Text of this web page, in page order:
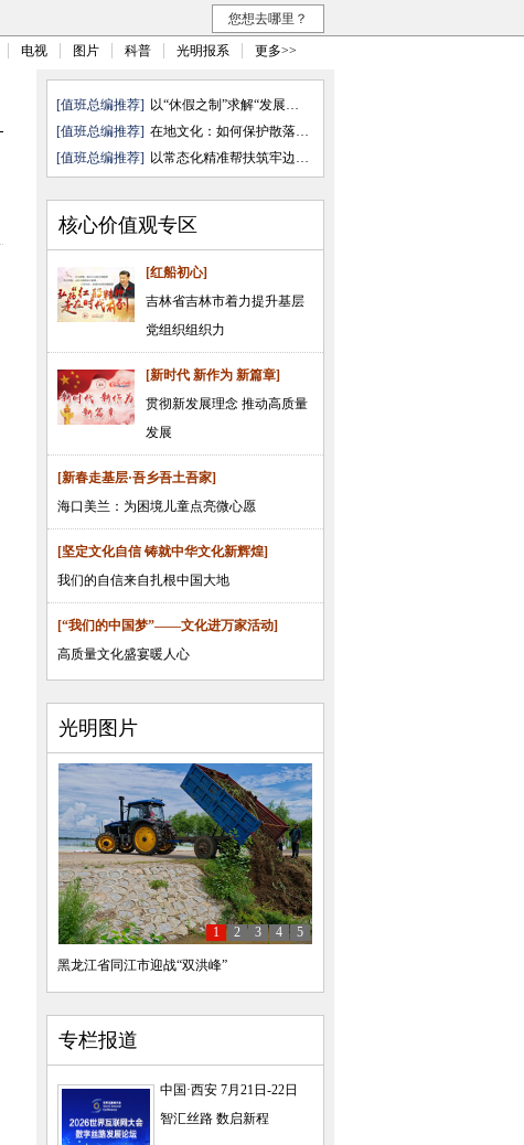
您想去哪里？
电视 图片 科普 光明报系 更多>>
[值班总编推荐]
以“休假之制”求解“发展之需”
[值班总编推荐]
在地文化：如何保护散落的文化“ ...
[值班总编推荐]
以常态化精准帮扶筑牢边疆民族地 ...
核心价值观专区
[红船初心]
吉林省吉林市着力提升基层
党组织组织力
[新时代 新作为 新篇章]
贯彻新发展理念 推动高质量
发展
[新春走基层·吾乡吾土吾家]
海口美兰：为困境儿童点亮微心愿
[坚定文化自信 铸就中华文化新辉煌]
我们的自信来自扎根中国大地
[“我们的中国梦”——文化进万家活动]
高质量文化盛宴暖人心
光明图片
黑龙江省同江市迎战“双洪峰”
1 2 3 4 5
专栏报道
中国·西安 7月21日-22日
智汇丝路 数启新程